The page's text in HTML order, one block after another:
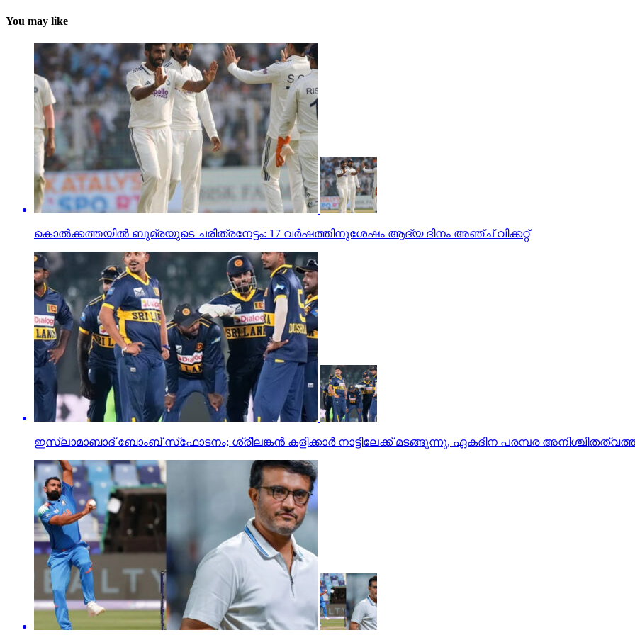
You may like
കൊല്‍ക്കത്തയില്‍ ബുമ്രയുടെ ചരിത്രനേട്ടം: 17 വര്‍ഷത്തിനുശേഷം ആദ്യ ദിനം അഞ്ച് വിക്കറ്റ്
ഇസ്ലാമാബാദ് ബോംബ് സ്‌ഫോടനം; ശ്രീലങ്കന്‍ കളിക്കാര്‍ നാട്ടിലേക്ക് മടങ്ങുന്നു, ഏകദിന പരമ്പര